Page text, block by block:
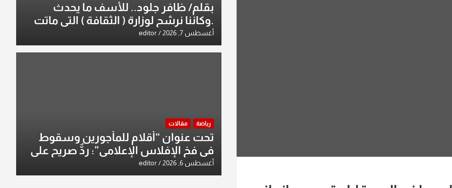
بقلم/ ظافر جلود.. للأسف ما يحدث
.وكاننا نرشح لوزارة ( الثقافة ) التي ماتت
من زمان وزير يمثلها من النخبة والإرث
العظيم للثقافة العراقية..
أغسطس 7, 2026 editor
رياضة مقالات
تحت عنوان “أقلام للمأجورين وسقوط
في فخ الإفلاس الإعلامي”: ردٌّ صريح على
افتراءات سمير الشكرجي
أغسطس 6, 2026 editor